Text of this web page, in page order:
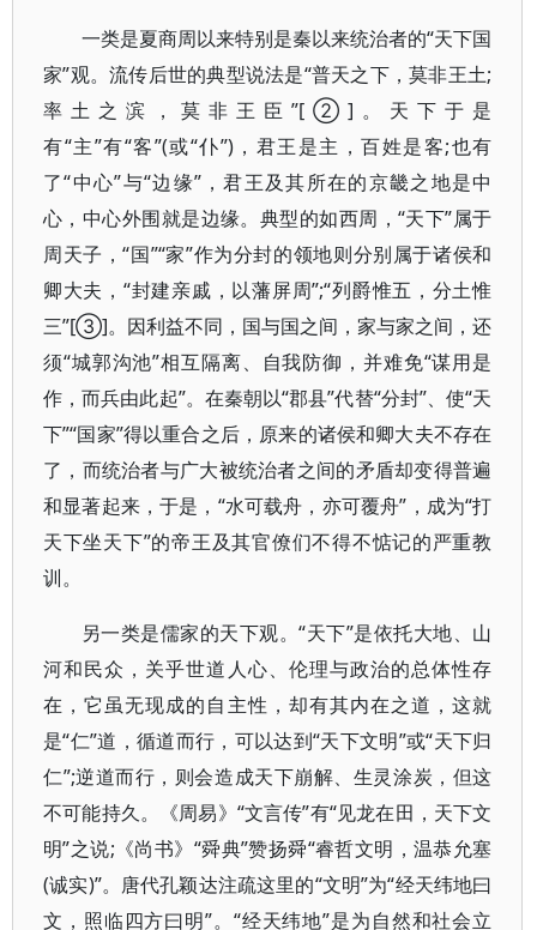
一类是夏商周以来特别是秦以来统治者的“天下国
家”观。流传后世的典型说法是“普天之下，莫非王土;
率土之滨，莫非王臣”[②]。天下于是
有“主”有“客”(或“仆”)，君王是主，百姓是客;也有
了“中心”与“边缘”，君王及其所在的京畿之地是中
心，中心外围就是边缘。典型的如西周，“天下”属于
周天子，“国”“家”作为分封的领地则分别属于诸侯和
卿大夫，“封建亲戚，以藩屏周”;“列爵惟五，分土惟
三”[③]。因利益不同，国与国之间，家与家之间，还
须“城郭沟池”相互隔离、自我防御，并难免“谋用是
作，而兵由此起”。在秦朝以“郡县”代替“分封”、使“天
下”“国家”得以重合之后，原来的诸侯和卿大夫不存在
了，而统治者与广大被统治者之间的矛盾却变得普遍
和显著起来，于是，“水可载舟，亦可覆舟”，成为“打
天下坐天下”的帝王及其官僚们不得不惦记的严重教
训。
另一类是儒家的天下观。“天下”是依托大地、山
河和民众，关乎世道人心、伦理与政治的总体性存
在，它虽无现成的自主性，却有其内在之道，这就
是“仁”道，循道而行，可以达到“天下文明”或“天下归
仁”;逆道而行，则会造成天下崩解、生灵涂炭，但这
不可能持久。《周易》“文言传”有“见龙在田，天下文
明”之说;《尚书》“舜典”赞扬舜“睿哲文明，温恭允塞
(诚实)”。唐代孔颖达注疏这里的“文明”为“经天纬地曰
文，照临四方曰明”。“经天纬地”是为自然和社会立